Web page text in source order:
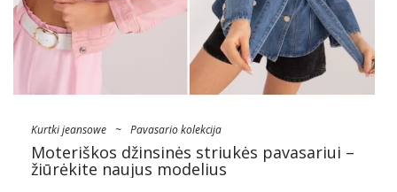
Kurtki jeansowe ~ Pavasario kolekcija
Moteriškos džinsinės striukės pavasariui –
žiūrėkite naujus modelius